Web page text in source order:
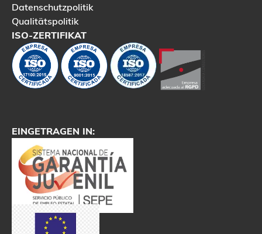
Datenschutzpolitik
Qualitätspolitik
ISO-ZERTIFIKAT
EINGETRAGEN IN: